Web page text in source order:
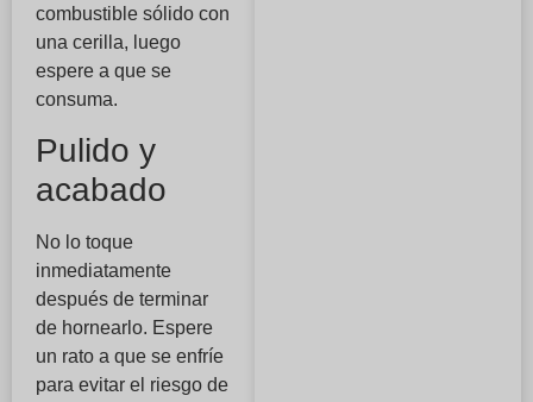
combustible sólido con
una cerilla, luego
espere a que se
consuma.
Pulido y
acabado
No lo toque
inmediatamente
después de terminar
de hornearlo. Espere
un rato a que se enfríe
para evitar el riesgo de